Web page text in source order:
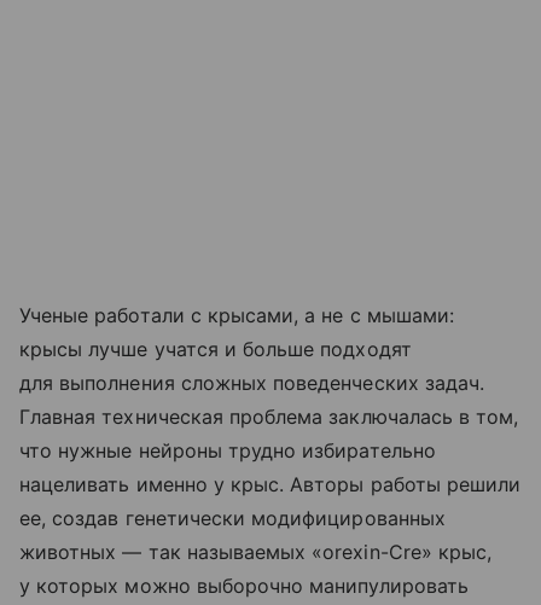
Ученые работали с крысами, а не с мышами:
крысы лучше учатся и больше подходят
для выполнения сложных поведенческих задач.
Главная техническая проблема заключалась в том,
что нужные нейроны трудно избирательно
нацеливать именно у крыс. Авторы работы решили
ее, создав генетически модифицированных
животных — так называемых «orexin-Cre» крыс,
у которых можно выборочно манипулировать